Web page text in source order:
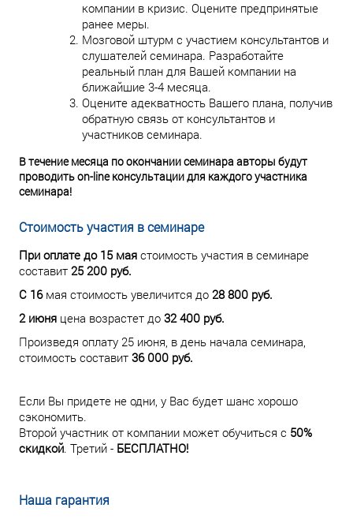
компании в кризис. Оцените предпринятые
ранее меры.
Мозговой штурм с участием консультантов и
слушателей семинара. Разработайте
реальный план для Вашей компании на
ближайшие 3-4 месяца.
Оцените адекватность Вашего плана, получив
обратную связь от консультантов и
участников семинара.
В течение месяца по окончании семинара авторы будут
проводить on-line консультации для каждого участника
семинара!
Стоимость участия в семинаре
При оплате до 15 мая стоимость участия в семинаре
составит 25 200 руб.
C 16мая стоимость увеличится до 28 800 руб.
2 июня цена возрастет до 32 400 руб.
Произведя оплату 25 июня, в день начала семинара,
стоимость составит 36 000 руб.
Если Вы придете не одни, у Вас будет шанс хорошо
сэкономить.
Второй участник от компании может обучиться с 50%
скидкой. Третий - БЕСПЛАТНО!
Наша гарантия